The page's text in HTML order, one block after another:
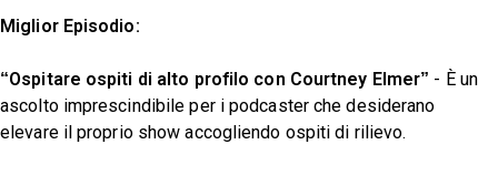
Miglior Episodio:
“Ospitare ospiti di alto profilo con Courtney Elmer” - È un
ascolto imprescindibile per i podcaster che desiderano
elevare il proprio show accogliendo ospiti di rilievo.